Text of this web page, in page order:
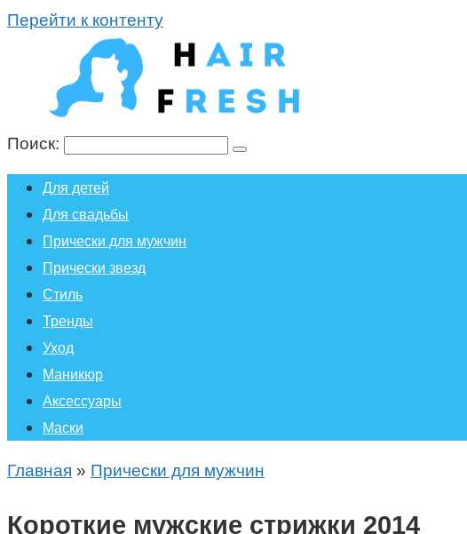
Перейти к контенту
Поиск:
Для детей
Для свадьбы
Прически для мужчин
Прически звезд
Стиль
Тренды
Уход
Маникюр
Аксессуары
Маски
Главная » Прически для мужчин
Короткие мужские стрижки 2014